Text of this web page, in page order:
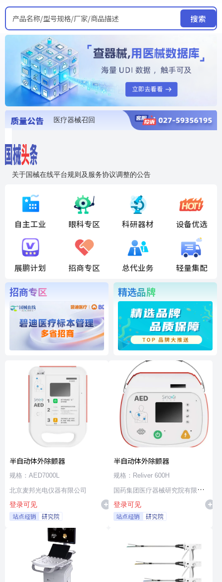
产品名称/型号规格/厂家/商品描述 搜索
医疗器械召回
关于国械在线平台规则及服务协议调整的公告
国药创研AED开启全国招商
自主工业 眼科专区 科研器材 设备优选
展鹏计划 招商专区 总代业务 轻量集配
招商专区 精选品牌
半自动体外除颤器
规格：AED7000L
北京麦邦光电仪器有限公司
登录可见
站点经销 研究院
半自动体外除颤器
规格：Reliver 600H
国药集团医疗器械研究院有限公
司
登录可见
站点经销 研究院